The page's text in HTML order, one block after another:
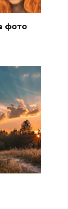
фото